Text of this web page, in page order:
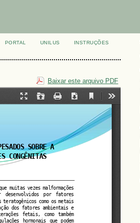
PORTAL UNILUS
INSTRUÇÕES
Baixar este arquivo PDF